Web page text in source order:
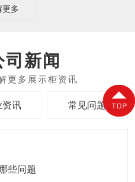
更多
司新闻
资讯 常见问题
些问题